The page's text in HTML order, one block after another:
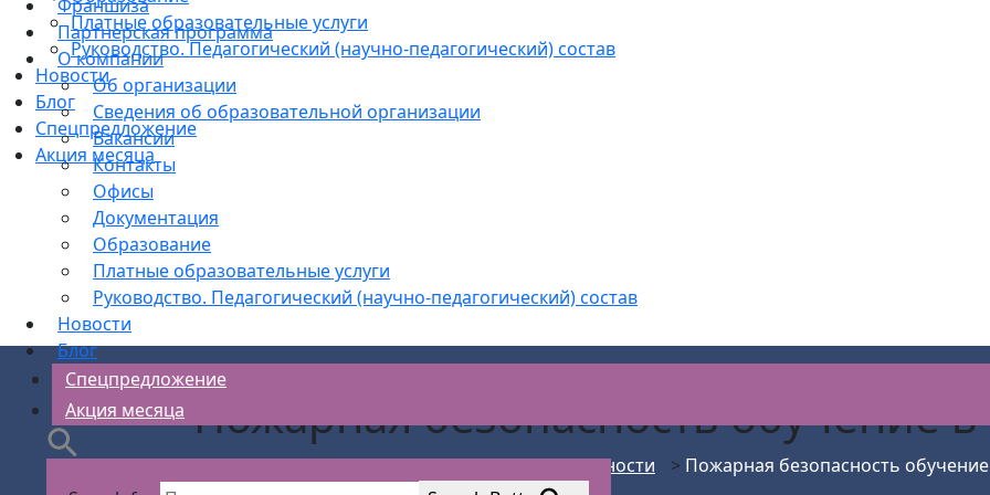
Платные образовательные услуги
Руководство. Педагогический (научно-педагогический) состав
Новости
Блог
Спецпредложение
Акция месяца
Франшиза
Партнерская программа
О компании
Об организации
Сведения об образовательной организации
Вакансии
Контакты
Офисы
Документация
Образование
Платные образовательные услуги
Руководство. Педагогический (научно-педагогический) состав
Новости
Блог
Спецпредложение
Акция месяца Пожарная безопасность обучение
АС Безопасности > Пожарная безопасность обучение